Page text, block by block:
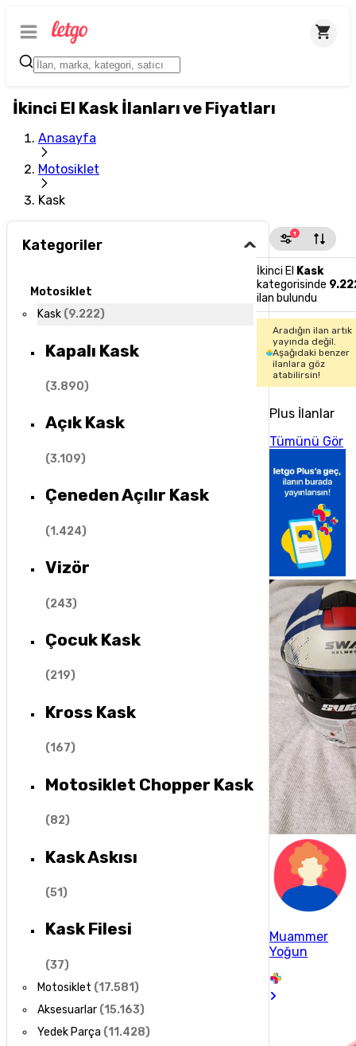
İkinci El Kask İlanları ve Fiyatları
Anasayfa
Motosiklet
Kask
Kategoriler
Motosiklet
Kask (9.222)
Kapalı Kask
(3.890)
Açık Kask
(3.109)
Çeneden Açılır Kask
(1.424)
Vizör
(243)
Çocuk Kask
(219)
Kross Kask
(167)
Motosiklet Chopper Kask
(82)
Kask Askısı
(51)
Kask Filesi
(37)
Motosiklet (17.581)
Aksesuarlar (15.163)
Yedek Parça (11.428)
1
İkinci El Kask
kategorisinde
ilan bulundu
Aradığın ilan artık
yayında değil.
Aşağıdaki benzer
ilanlara göz
atabilirsin!
Plus İlanlar
Tümünü Gör
Muammer
Yoğun